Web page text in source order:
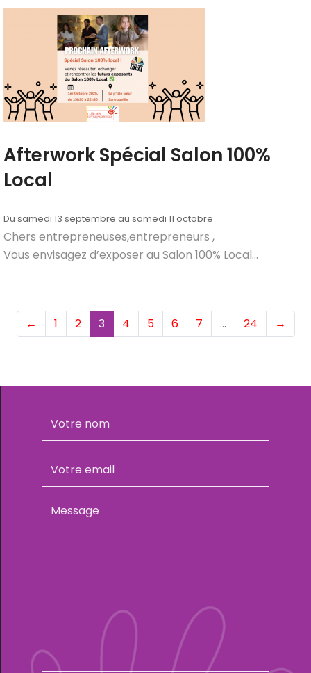
Afterwork Spécial Salon 100%
Local
Du samedi 13 septembre au samedi 11 octobre
Chers entrepreneuses,entrepreneurs ,
Vous envisagez d’exposer au Salon 100% Local...
← 1 2 3(current)
4 5 6 7 … 24 →